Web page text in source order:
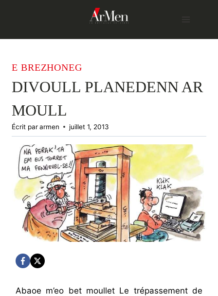
E BREZHONEG
DIVOULL PLANEDENN AR
MOULL
Écrit pararmen juillet 1, 2013
Abaoe m’eo bet moullet Le trépassement de